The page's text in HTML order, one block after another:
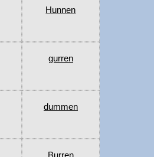
Hunnen
gurren
dummen